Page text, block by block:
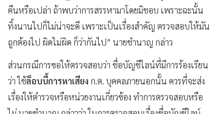
คืนหรือเปล่า ถ้าพบว่าการสรรหามาโดยมิชอบ เพราะฉะนั้น
ทิ้งนานไปก็ไม่น่าจะดี เพราะเป็นเรื่องสำคัญ ตรวจสอบให้มัน
ถูกต้องไป ผิดไม่ผิด ก็ว่ากันไป” นายชำนาญ กล่าว
ส่วนกรณีการขอให้ตรวจสอบว่า ชื่อบัญชีไลน์ที่มีการร้องเรียน
ว่า ใช้ล็อบบี้การหาเสียง ก.ต. บุคคลภายนอกนั้น ควรที่จะส่ง
เรื่องให้ตำรวจหรือหน่วยงานเกี่ยวข้อง ทำการตรวจสอบหรือ